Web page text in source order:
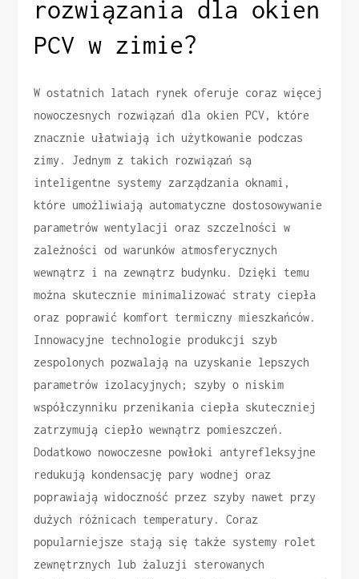
rozwiązania dla okien
PCV w zimie?
W ostatnich latach rynek oferuje coraz więcej
nowoczesnych rozwiązań dla okien PCV, które
znacznie ułatwiają ich użytkowanie podczas
zimy. Jednym z takich rozwiązań są
inteligentne systemy zarządzania oknami,
które umożliwiają automatyczne dostosowywanie
parametrów wentylacji oraz szczelności w
zależności od warunków atmosferycznych
wewnątrz i na zewnątrz budynku. Dzięki temu
można skutecznie minimalizować straty ciepła
oraz poprawić komfort termiczny mieszkańców.
Innowacyjne technologie produkcji szyb
zespolonych pozwalają na uzyskanie lepszych
parametrów izolacyjnych; szyby o niskim
współczynniku przenikania ciepła skuteczniej
zatrzymują ciepło wewnątrz pomieszczeń.
Dodatkowo nowoczesne powłoki antyrefleksyjne
redukują kondensację pary wodnej oraz
poprawiają widoczność przez szyby nawet przy
dużych różnicach temperatury. Coraz
popularniejsze stają się także systemy rolet
zewnętrznych lub żaluzji sterowanych